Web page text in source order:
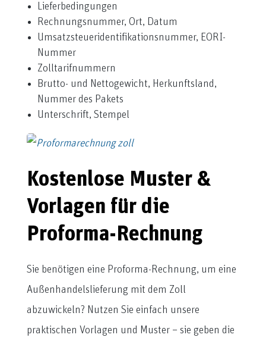
Lieferbedingungen
Rechnungsnummer, Ort, Datum
Umsatzsteueridentifikationsnummer, EORI-
Nummer
Zolltarifnummern
Brutto- und Nettogewicht, Herkunftsland,
Nummer des Pakets
Unterschrift, Stempel
Kostenlose Muster &
Vorlagen für die
Proforma-Rechnung
Sie benötigen eine Proforma-Rechnung, um eine
Außenhandelslieferung mit dem Zoll
abzuwickeln? Nutzen Sie einfach unsere
praktischen Vorlagen und Muster – sie geben die